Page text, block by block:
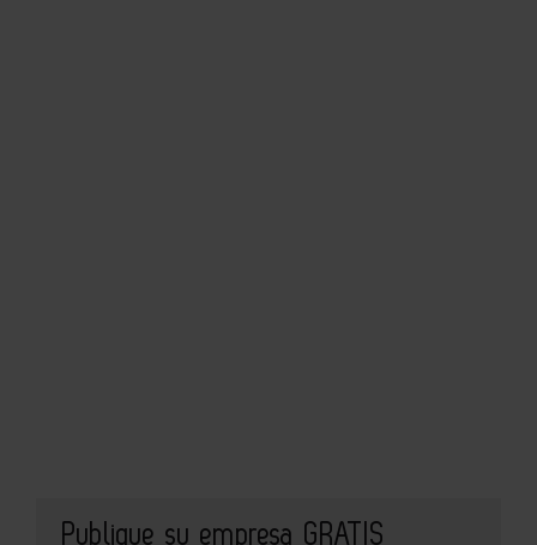
Publique su empresa GRATIS